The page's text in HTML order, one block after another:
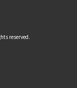
reserved.